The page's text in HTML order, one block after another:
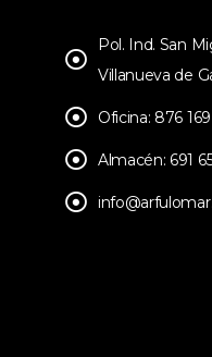
Pol. Ind. San
Villanueva de
Oficina: 876
Almacén: 691